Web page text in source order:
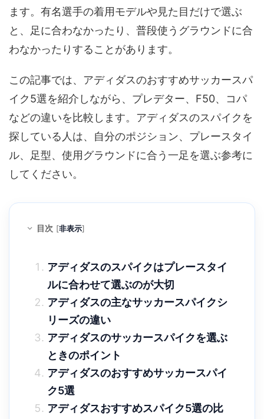
ます。有名選手の着用モデルや見た目だけで選ぶ
と、足に合わなかったり、普段使うグラウンドに合
わなかったりすることがあります。
この記事では、アディダスのおすすめサッカースパ
イク5選を紹介しながら、プレデター、F50、コパ
などの違いを比較します。アディダスのスパイクを
探している人は、自分のポジション、プレースタイ
ル、足型、使用グラウンドに合う一足を選ぶ参考に
してください。
目次 [非表示]
アディダスのスパイクはプレースタイ
ルに合わせて選ぶのが大切
アディダスの主なサッカースパイクシ
リーズの違い
アディダスのサッカースパイクを選ぶ
ときのポイント
アディダスのおすすめサッカースパイ
ク5選
アディダスおすすめスパイク5選の比